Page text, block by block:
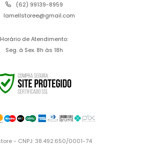
(62) 99139-8959
lamellstoree@gmail.com
Horário de Atendimento:
Seg. à Sex. 8h às 18h
- CNPJ: 38.492.650/0001-74